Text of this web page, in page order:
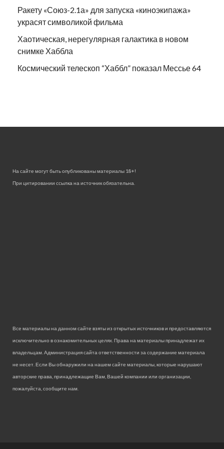
Ракету «Союз-2.1а» для запуска «киноэкипажа»
украсят символикой фильма
Хаотическая, нерегулярная галактика в новом
снимке Хаббла
Космический телескоп “Хаббл” показал Мессье 64
На сайте могут быть опубликованы материалы 18+!
При цитировании ссылка на источник обязательна.
Все материалы на данном сайте взяты из открытых источников и предоставляются
исключительно в ознакомительных целях. Права на материалы принадлежат их
владельцам. Администрация сайта ответственности за содержание материала
не несет. Если Вы обнаружили на нашем сайте материалы, которые нарушают
авторские права, принадлежащие Вам, Вашей компании или организации,
пожалуйста, сообщите нам.